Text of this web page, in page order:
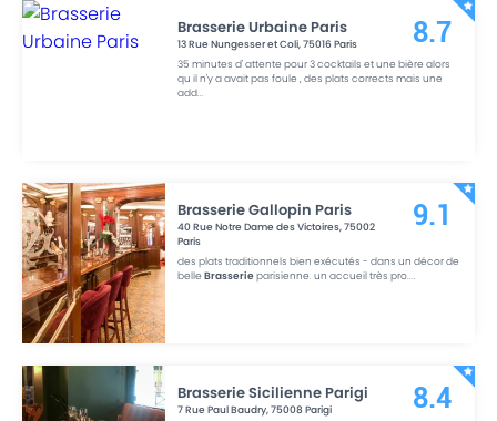
Brasserie Urbaine Paris
13 Rue Nungesser et Coli,75016Paris
35 minutes d' attente pour 3 cocktails et une bière alors
qu il n'y a avait pas foule , des plats corrects mais une
add...
8.7
Brasserie Gallopin Paris
40 Rue Notre Dame des Victoires,75002
Paris
des plats traditionnels bien exécutés - dans un décor de
belleBrasserieparisienne. un accueil très pro....
9.1
Brasserie Sicilienne Parigi
7 Rue Paul Baudry,75008 Parigi
8.4